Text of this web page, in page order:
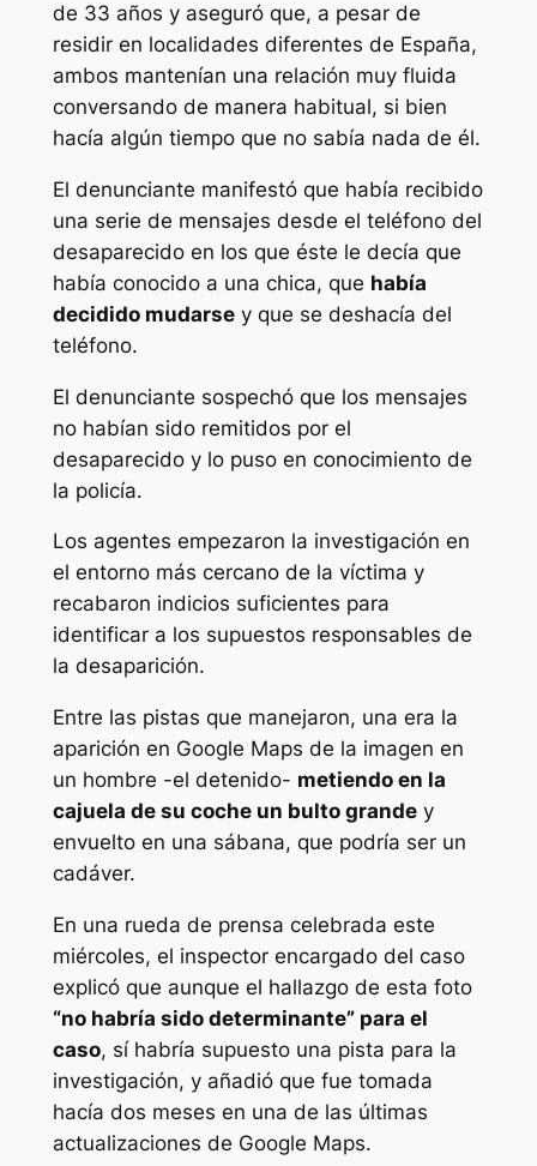
de 33 años y aseguró que, a pesar de
residir en localidades diferentes de España,
ambos mantenían una relación muy fluida
conversando de manera habitual, si bien
hacía algún tiempo que no sabía nada de él.
El denunciante manifestó que había recibido
una serie de mensajes desde el teléfono del
desaparecido en los que éste le decía que
había conocido a una chica, que había
decidido mudarsey que se deshacía del
teléfono.
El denunciante sospechó que los mensajes
no habían sido remitidos por el
desaparecido y lo puso en conocimiento de
la policía.
Los agentes empezaron la investigación en
el entorno más cercano de la víctima y
recabaron indicios suficientes para
identificar a los supuestos responsables de
la desaparición.
Entre las pistas que manejaron, una era la
aparición en Google Maps de la imagen en
un hombre -el detenido- metiendo en la
cajuela de su coche un bulto grandey
envuelto en una sábana, que podría ser un
cadáver.
En una rueda de prensa celebrada este
miércoles, el inspector encargado del caso
explicó que aunque el hallazgo de esta foto
“no habría sido determinante” para el
caso, sí habría supuesto una pista para la
investigación, y añadió que fue tomada
hacía dos meses en una de las últimas
actualizaciones de Google Maps.